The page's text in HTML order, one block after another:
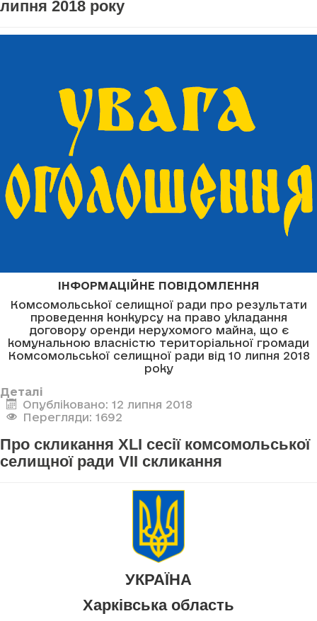
липня 2018 року
ІНФОРМАЦІЙНЕ ПОВІДОМЛЕННЯ
Комсомольської селищної ради про результати
проведення конкурсу на право укладання
договору оренди нерухомого майна, що є
комунальною власністю територіальної громади
Комсомольської селищної ради від 10 липня 2018
року
Деталі
Опубліковано: 12 липня 2018
Перегляди: 1692
Про скликання XLI сесії комсомольської
селищної ради VII скликання
УКРАЇНА
Харківська область